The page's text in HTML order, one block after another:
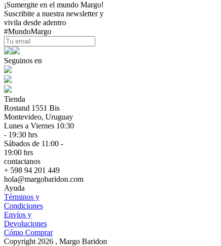
¡Sumergite en el mundo Margo!
Suscribite a nuestra newsletter y
vivila desde adentro
#MundoMargo
Seguinos en
Tienda
Rostand 1551 Bis
Montevideo, Uruguay
Lunes a Viernes 10:30
- 19:30 hrs
Sábados de 11:00 -
19:00 hrs
contactanos
+ 598 94 201 449
hola@margobaridon.com
Ayuda
Términos y
Condiciones
Envíos y
Devoluciones
Cómo Comprar
Copyright 2026 , Margo Baridon